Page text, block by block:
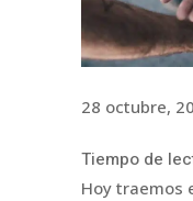
28 octubre,
Hoy traemos